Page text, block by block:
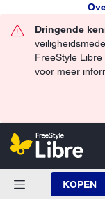
Dringende
FreeStyle
voor meer
KOPEN